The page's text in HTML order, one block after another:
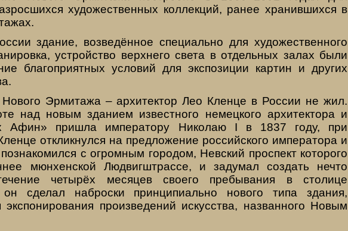
художественных коллекций, ранее хранившихся в
здание, возведённое специально для художественного
устройство верхнего света в отдельных залах были
благоприятных условий для экспозиции картин и других
Нового Эрмитажа – архитектор Лео Кленце в России не жил.
над новым зданием известного немецкого архитектора и
Афин» пришла императору Николаю I в 1837 году, при
откликнулся на предложение российского императора и
с огромным городом, Невский проспект которого
мюнхенской Людвигштрассе, и задумал создать нечто
четырёх месяцев своего пребывания в столице
сделал наброски принципиально нового типа здания,
экспонирования произведений искусства, названного Новым